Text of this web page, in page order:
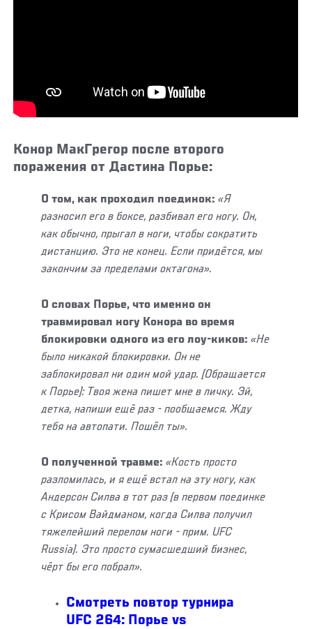
Конор МакГрегор после второго
поражения от Дастина Порье:
О том, как проходил поединок:«Я
разносил его в боксе, разбивал его ногу. Он,
как обычно, прыгал в ноги, чтобы сократить
дистанцию. Это не конец. Если придётся, мы
закончим за пределами октагона».
О словах Порье, что именно он
травмировал ногу Конора во время
блокировки одного из его лоу-киков:«Не
было никакой блокировки. Он не
заблокировал ни один мой удар. [Обращается
к Порье]: Твоя жена пишет мне в личку. Эй,
детка, напиши ещё раз - пообщаемся. Жду
тебя на автопати. Пошёл ты».
О полученной травме:«Кость просто
разломилась, и я ещё встал на эту ногу, как
Андерсон Силва в тот раз (в первом поединке
с Крисом Вайдманом, когда Силва получил
тяжелейший перелом ноги - прим. UFC
Russia). Это просто сумасшедший бизнес,
чёрт бы его побрал».
Смотреть повтор турнира
UFC 264: Порье vs